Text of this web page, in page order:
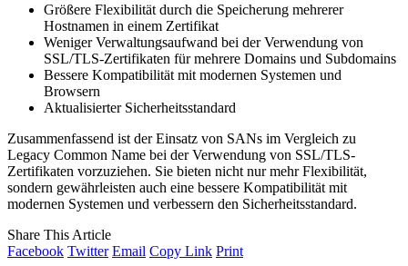
Größere Flexibilität durch die Speicherung mehrerer
Hostnamen in einem Zertifikat
Weniger Verwaltungsaufwand bei der Verwendung von
SSL/TLS-Zertifikaten für mehrere Domains und Subdomains
Bessere Kompatibilität mit modernen Systemen und
Browsern
Aktualisierter Sicherheitsstandard
Zusammenfassend ist der Einsatz von SANs im Vergleich zu
Legacy Common Name bei der Verwendung von SSL/TLS-
Zertifikaten vorzuziehen. Sie bieten nicht nur mehr Flexibilität,
sondern gewährleisten auch eine bessere Kompatibilität mit
modernen Systemen und verbessern den Sicherheitsstandard.
Share This Article
Facebook Twitter Email Copy Link Print